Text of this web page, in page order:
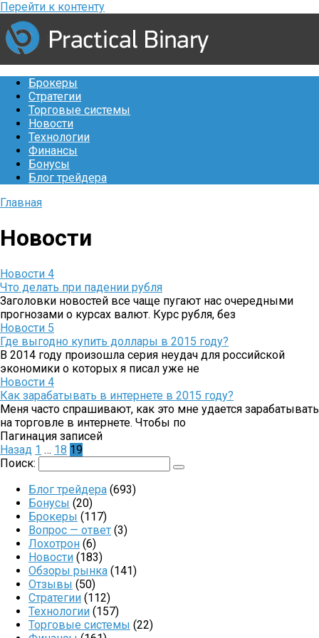
Перейти к контенту
Брокеры
Стратегии
Торговые системы
Новости
Технологии
Финансы
Бонусы
Блог трейдера
Главная
Новости
Новости 4
Что делать при падении рубля
Заголовки новостей все чаще пугают нас очередными
прогнозами о курсах валют. Курс рубля, без
Новости 5
Где выгодно купить доллары в 2015 году?
В 2014 году произошла серия неудач для российской
экономики о которых я писал уже не
Новости 4
Как зарабатывать в интернете в 2015 году?
Меня часто спрашивают, как это мне удается зарабатывать
на торговле в интернете. Чтобы по
Пагинация записей
Назад 1 … 18 19
Поиск:
Блог трейдера (693)
Бонусы (20)
Брокеры (117)
Вопрос — ответ (3)
Лохотрон (6)
Новости (183)
Обзоры рынка (141)
Отзывы (50)
Стратегии (112)
Технологии (157)
Торговые системы (22)